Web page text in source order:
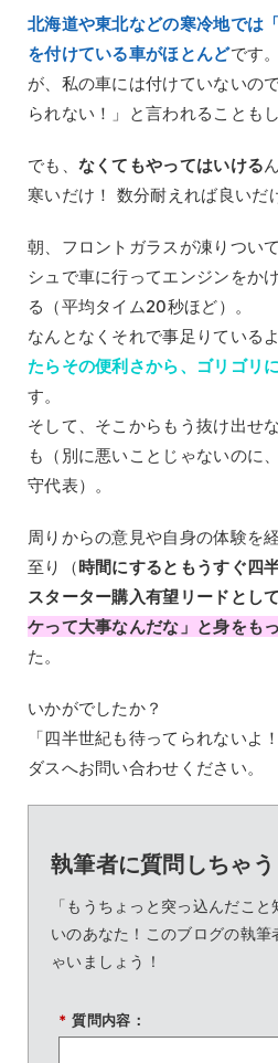
北海道や東北などの寒冷地では
を付けている車がほとんどです。
が、私の車には付けていないの
られない！」と言われることもし
でも、 なくてもやってはいける
寒いだけ！ 数分耐えれば良いだ
朝、フロントガラスが凍りつい
シュで車に行ってエンジンをか
る（平均タイム20秒ほど）。
なんとなくそれで事足りている
たらその便利さから、ゴリゴリ
す。
そして、そこからもう抜け出せ
も（別に悪いことじゃないのに
守代表）。
周りからの意見や自身の体験を
至り（時間にするともうすぐ四
スターター購入有望リードとし
ケって大事なんだな」と身をも
た。
いかがでしたか？
「四半世紀も待ってられないよ
ダスへお問い合わせください。
執筆者に質問しちゃう
「もうちょっと突っ込んだこ
いのあなた！このブログの執筆
ゃいましょう！
* 質問内容：